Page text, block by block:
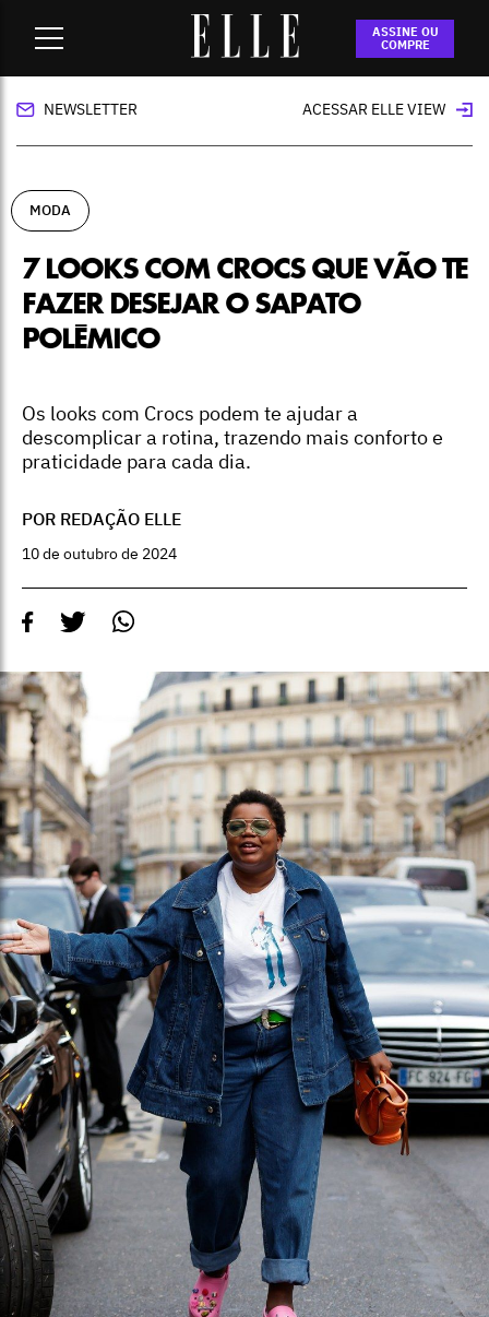
ASSINE OU
COMPRE
7 looks com Crocs que vão te fazer desejar o
sapato polêmico
NEWSLETTER ACESSAR ELLE VIEW
MODA
7 LOOKS COM CROCS QUE VÃO TE
FAZER DESEJAR O SAPATO
POLÊMICO
Os looks com Crocs podem te ajudar a
descomplicar a rotina, trazendo mais conforto e
praticidade para cada dia.
POR REDAÇÃO ELLE
10 de outubro de 2024